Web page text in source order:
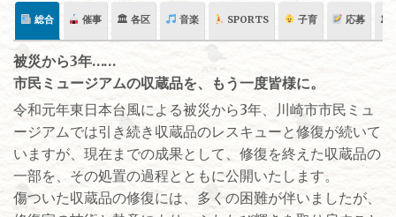
総合 催事 🏛 各区 音楽 SPORTS 子育 応募 🏛
被災から3年……
市民ミュージアムの収蔵品を、もう一度皆様に。
令和元年東日本台風による被災から3年、川崎市市民ミュ
ージアムでは引き続き収蔵品のレスキューと修復が続いて
いますが、現在までの成果として、修復を終えた収蔵品の
一部を、その処置の過程とともに公開いたします。
傷ついた収蔵品の修復には、多くの困難が伴いましたが、